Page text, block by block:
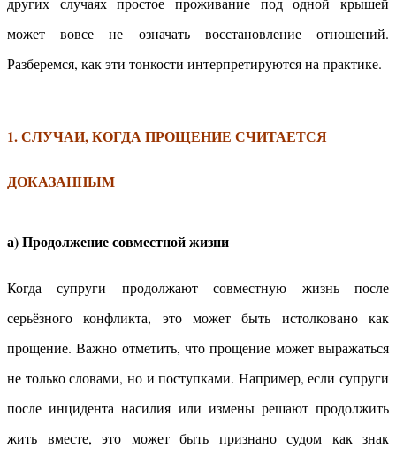
может вовсе не означать восстановление отношений.
Разберемся, как эти тонкости интерпретируются на практике.
1. СЛУЧАИ, КОГДА ПРОЩЕНИЕ СЧИТАЕТСЯ
ДОКАЗАННЫМ
а) Продолжение совместной жизни
Когда супруги продолжают совместную жизнь после
серьёзного конфликта, это может быть истолковано как
прощение. Важно отметить, что прощение может выражаться
не только словами, но и поступками. Например, если супруги
после инцидента насилия или измены решают продолжить
жить вместе, это может быть признано судом как знак